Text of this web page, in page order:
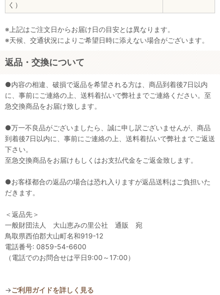
く）
※上記はご注文日からお届け日の目安とは異なります。
※天候、交通状況によりご希望日時に添えない場合がございます。
返品・交換について
●内容の相違、破損で返品を希望される方は、商品到着後7日以内
に、事前にご連絡の上、送料着払いで弊社までご連絡ください。至
急交換商品をお届け致します。
●万一不良品がございましたら、誠に申し訳ございませんが、商品
到着後7日以内に、事前にご連絡の上、送料着払いで弊社までご返送
下さい。
至急交換商品をお届けもしくはお支払代金をご返金致します。
●お客様都合の返品の場合は恐れ入りますが返品送料はご負担いた
だきます。
＜返品先＞
一般財団法人 大山恵みの里公社 通販 宛
鳥取県西伯郡大山町名和919-12
電話番号: 0859-54-6600
（電話でのお問合せは平日9:00～17:00）
→ご利用ガイドを詳しく見る